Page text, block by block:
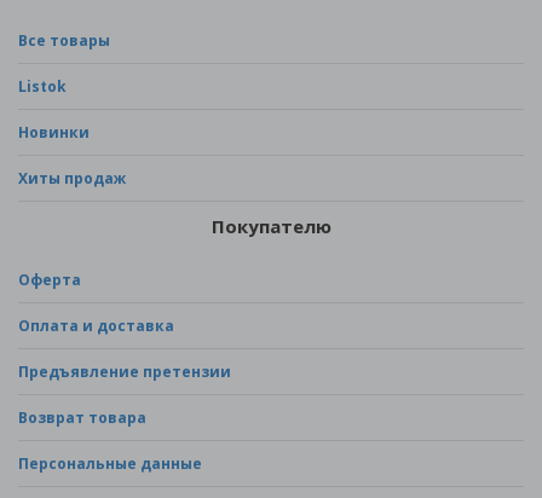
Все товары
Listok
Новинки
Хиты продаж
Покупателю
Оферта
Оплата и доставка
Предъявление претензии
Возврат товара
Персональные данные